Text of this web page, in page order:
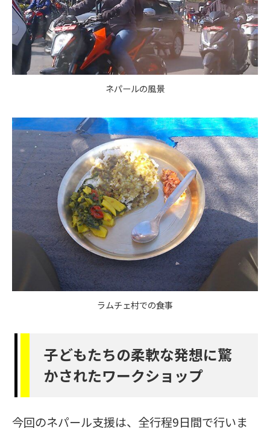
ネパールの風景
ラムチェ村での食事
子どもたちの柔軟な発想に驚
かされたワークショップ
今回のネパール支援は、全行程9日間で行いま